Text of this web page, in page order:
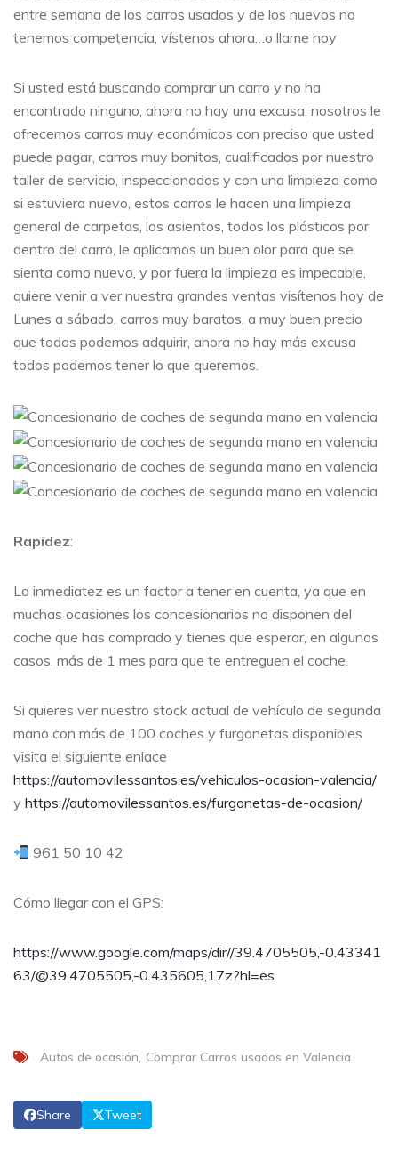
entre semana de los carros usados y de los nuevos no
tenemos competencia, vístenos ahora…o llame hoy
Si usted está buscando comprar un carro y no ha
encontrado ninguno, ahora no hay una excusa, nosotros le
ofrecemos carros muy económicos con preciso que usted
puede pagar, carros muy bonitos, cualificados por nuestro
taller de servicio, inspeccionados y con una limpieza como
si estuviera nuevo, estos carros le hacen una limpieza
general de carpetas, los asientos, todos los plásticos por
dentro del carro, le aplicamos un buen olor para que se
sienta como nuevo, y por fuera la limpieza es impecable,
quiere venir a ver nuestra grandes ventas visítenos hoy de
Lunes a sábado, carros muy baratos, a muy buen precio
que todos podemos adquirir, ahora no hay más excusa
todos podemos tener lo que queremos.
Rapidez:
La inmediatez es un factor a tener en cuenta, ya que en
muchas ocasiones los concesionarios no disponen del
coche que has comprado y tienes que esperar, en algunos
casos, más de 1 mes para que te entreguen el coche.
Si quieres ver nuestro stock actual de vehículo de segunda
mano con más de 100 coches y furgonetas disponibles
visita el siguiente enlace
https://automovilessantos.es/vehiculos-ocasion-valencia/
y https://automovilessantos.es/furgonetas-de-ocasion/
961 50 10 42
Cómo llegar con el GPS:
https://www.google.com/maps/dir//39.4705505,-0.43341
63/@39.4705505,-0.435605,17z?hl=es
Autos de ocasión Comprar Carros usados en Valencia
Share Tweet